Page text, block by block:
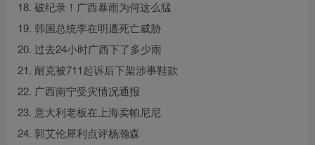
18. 破纪录！广西暴雨为何这么猛
19. 韩国总统李在明遭死亡威胁
20. 过去24小时广西下了多少雨
21. 耐克被711起诉后下架涉事鞋款
22. 广西南宁受灾情况通报
23. 意大利老板在上海卖帕尼尼
24. 郭艾伦犀利点评杨瀚森